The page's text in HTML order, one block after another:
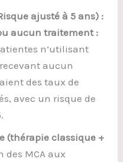
ajusté à 5 ans) :
aucun traitement :
n’utilisant
aucun
des taux de
avec un risque de
(thérapie classique +
des MCA aux